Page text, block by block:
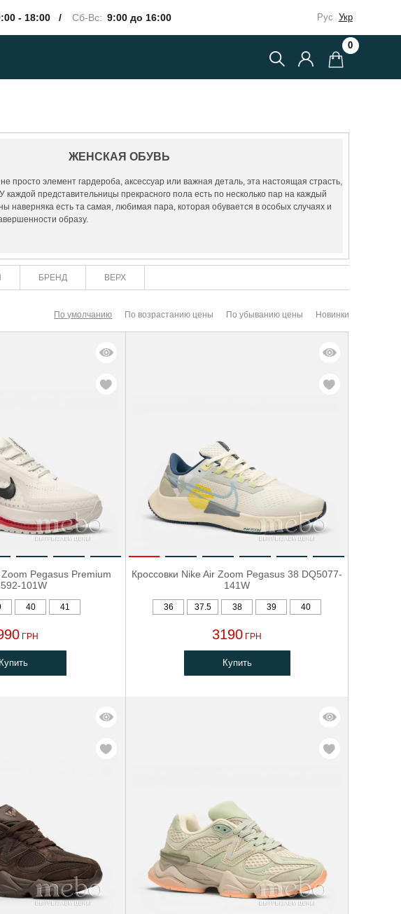
- 18:00 / Сб-Вс: 9:00 до 16:00 Рус Укр
0
ЖЕНСКАЯ ОБУВЬ
просто элемент гардероба, аксессуар или важная деталь, эта настоящая страсть,
каждой представительницы прекрасного пола есть по несколько пар на каждый
наверняка есть та самая, любимая пара, которая обувается в особых случаях и
образу.
БРЕНД ВЕРХ
По умолчанию По возрастанию цены По убыванию цены Новинки
Zoom Pegasus Premium
101W
40 41
ГРН
Купить
Кроссовки Nike Air Zoom Pegasus 38 DQ5077-
141W
36 37.5 38 39 40
3190 ГРН
Купить